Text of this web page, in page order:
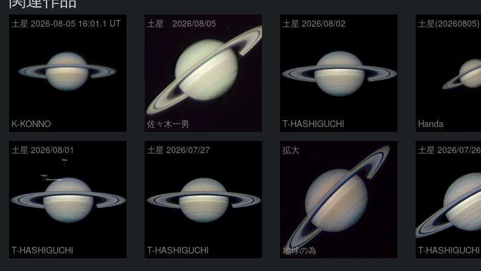
土星 2026-08-05 16:01.1 UT
K-KONNO
土星 2026/08/05
佐々木一男
土星 2026/08/02
T-HASHIGUCHI
土星(20260805)
Handa
土星 2026/08/01
T-HASHIGUCHI
土星 2026/07/27
T-HASHIGUCHI
拡大
地球の為
土星 2026/07/26
T-HASHIGUCHI